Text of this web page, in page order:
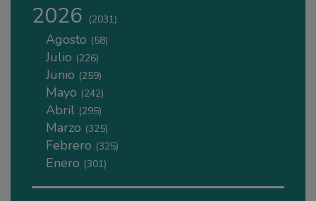
2026 (2031)
Agosto (58)
Julio (226)
Junio (259)
Mayo (242)
Abril (295)
Marzo (325)
Febrero (325)
Enero (301)